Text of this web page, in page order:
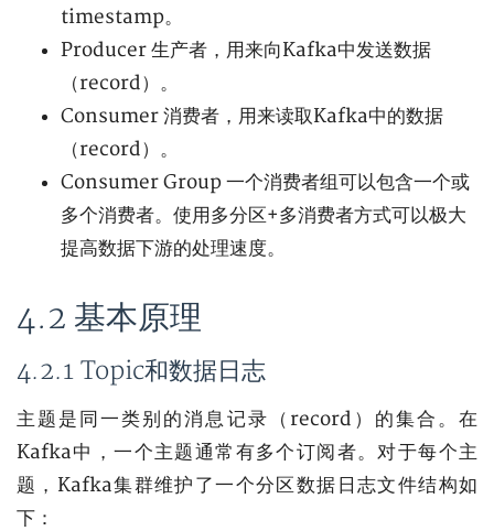
timestamp。
Producer 生产者，用来向Kafka中发送数据
（record）。
Consumer 消费者，用来读取Kafka中的数据
（record）。
Consumer Group 一个消费者组可以包含一个或
多个消费者。使用多分区+多消费者方式可以极大
提高数据下游的处理速度。
4.2 基本原理
4.2.1 Topic和数据日志
主题是同一类别的消息记录（record）的集合。在
Kafka中，一个主题通常有多个订阅者。对于每个主
题，Kafka集群维护了一个分区数据日志文件结构如
下：